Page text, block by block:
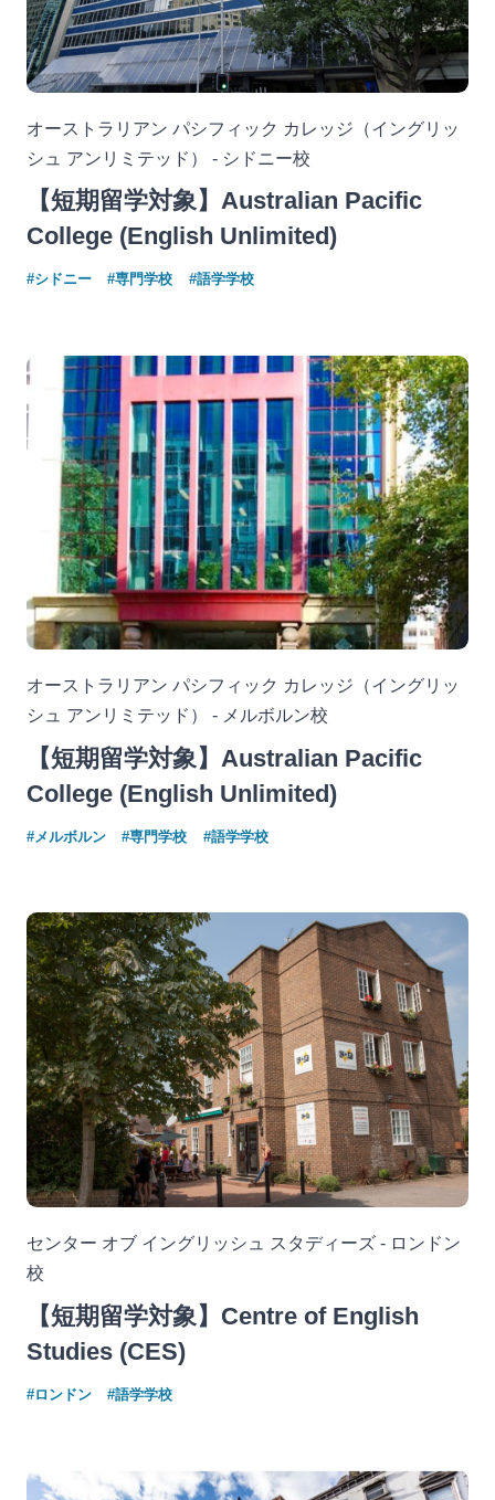
オーストラリアン パシフィック カレッジ（イングリッ
シュ アンリミテッド） - シドニー校
【短期留学対象】Australian Pacific
College (English Unlimited)
#シドニー #専門学校 #語学学校
オーストラリアン パシフィック カレッジ（イングリッ
シュ アンリミテッド） - メルボルン校
【短期留学対象】Australian Pacific
College (English Unlimited)
#メルボルン #専門学校 #語学学校
センター オブ イングリッシュ スタディーズ - ロンドン
校
【短期留学対象】Centre of English
Studies (CES)
#ロンドン #語学学校